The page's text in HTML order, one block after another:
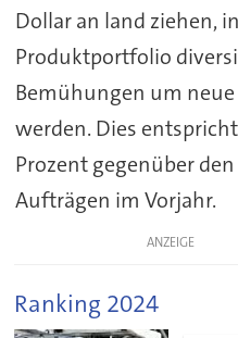
Dollar an land ziehen,
Produktportfolio
Bemühungen um
werden. Dies
Prozent gegenüber
Aufträgen im Vorjahr.
ANZEIGE
Ranking 2024